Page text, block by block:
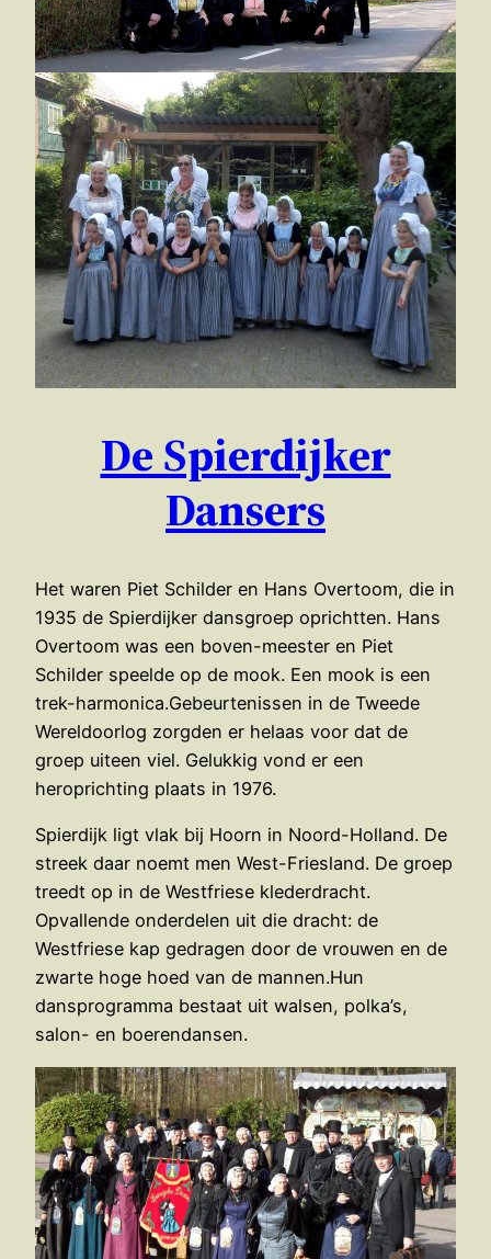
De Spierdijker
Dansers
Het waren Piet Schilder en Hans Overtoom, die in
1935 de Spierdijker dansgroep oprichtten. Hans
Overtoom was een boven-meester en Piet
Schilder speelde op de mook. Een mook is een
trek-harmonica.Gebeurtenissen in de Tweede
Wereldoorlog zorgden er helaas voor dat de
groep uiteen viel. Gelukkig vond er een
heroprichting plaats in 1976.
Spierdijk ligt vlak bij Hoorn in Noord-Holland. De
streek daar noemt men West-Friesland. De groep
treedt op in de Westfriese klederdracht.
Opvallende onderdelen uit die dracht: de
Westfriese kap gedragen door de vrouwen en de
zwarte hoge hoed van de mannen.Hun
dansprogramma bestaat uit walsen, polka’s,
salon- en boerendansen.